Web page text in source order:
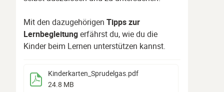
Mit den dazugehörigen Tipps zur
Lernbegleitungerfährst du, wie du die
Kinder beim Lernen unterstützen kannst.
Kinderkarten_Sprudelgas .pdf
24.8 MB